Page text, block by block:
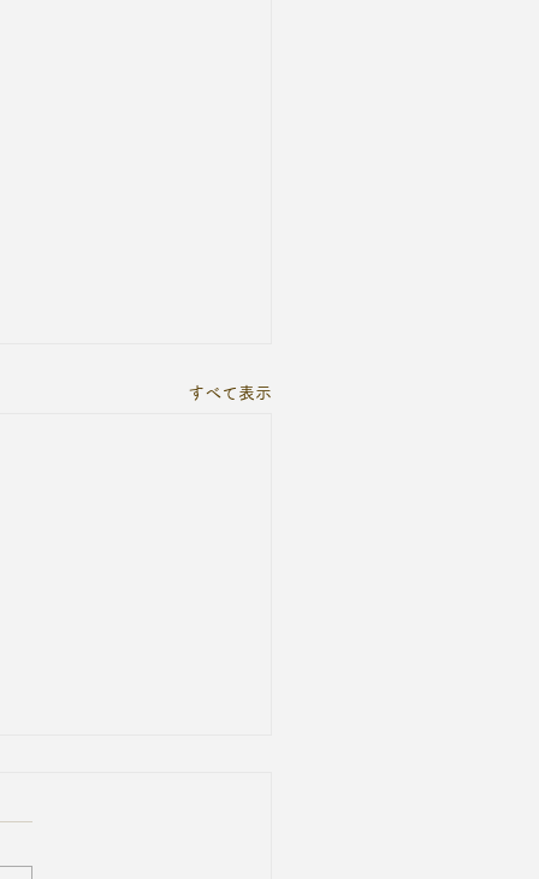
すべて表示